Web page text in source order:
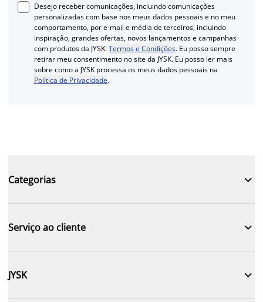
Desejo receber comunicações, incluindo comunicações
personalizadas com base nos meus dados pessoais e no meu
comportamento, por e-mail e média de terceiros, incluindo
inspiração, grandes ofertas, novos lançamentos e campanhas
com produtos da JYSK.Termos e Condições. Eu posso sempre
retirar meu consentimento no site da JYSK. Eu posso ler mais
sobre como a JYSK processa os meus dados pessoais na
Política de Privacidade.
Categorias 
Serviço ao cliente 
JYSK 